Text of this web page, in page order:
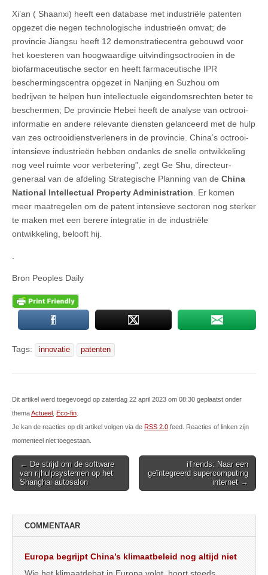
Xi’an ( Shaanxi) heeft een database met industriële patenten
opgezet die negen technologische industrieën omvat; de
provincie Jiangsu heeft 12 demonstratiecentra gebouwd voor
het koesteren van hoogwaardige uitvindingsoctrooien in de
biofarmaceutische sector en heeft farmaceutische IPR
beschermingscentra opgezet in Nanjing en Suzhou om
bedrijven te helpen hun intellectuele eigendomsrechten beter te
beschermen; De provincie Hebei heeft de analyse van octrooi-
informatie en andere relevante diensten gelanceerd met de hulp
van zes octrooidienstverleners in de provincie. China’s octrooi-
intensieve industrieën hebben ondanks de snelle ontwikkeling
nog veel ruimte voor verbetering”, zegt Ge Shu, directeur-
generaal van de afdeling Strategische Planning van de China
National Intellectual Property Administration. Er komen
meer maatregelen om de patent intensieve sectoren nog sterker
te maken met een berere integratie in de industriële
ontwikkeling, belooft hij.
.
Bron Peoples Daily
Tags: innovatie patenten
Dit artikel werd toegevoegd op zaterdag 22 april 2023 om 08:30 geplaatst onder
themaActueel Eco-fin
Je kan de reacties op dit artikel volgen via de RSS 2.0 feed. Reacties of linken zijn
momenteel niet toegestaan.
Post
navigation
← De strijd om de software
van rijhulpsystemen op het
Shanghai autosalon
iTrends: Naar een
geïntegreerd supercomputing
internet →
COMMENTAAR
Europa begrijpt China’s klimaatbeleid nog altijd niet
Wie het klimaatdebat in Europa volgt, hoort steeds